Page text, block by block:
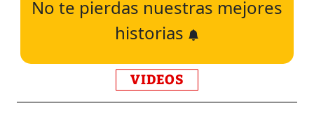
No te pierdas nuestras mejores
historias
VIDEOS